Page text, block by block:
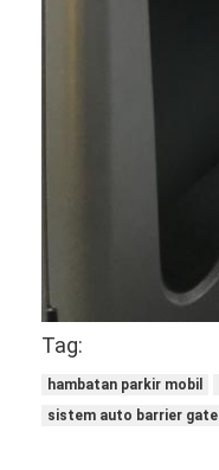
Tag:
hambatan parkir mobil
sistem auto barrier gate